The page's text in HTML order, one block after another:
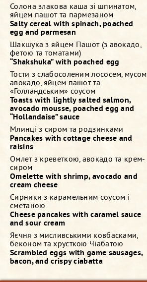
Солона злакова каша зi шпинатом,
яйцем пашот та пармезаном
Salty cereal with spinach, poached
egg and parmesan
Шакшука з яйцем Пашот (з авокадо,
фетою та томатами)
“Shakshuka” with poached egg
Тости з слабосоленим лососем, мусом
авокадо, яйцем пашот та
«Голландським» соусом
Toasts with lightly salted salmon,
avocado mousse, poached egg and
“Hollandaise” sauce
Млинці з сиром та родзинками
Pancakes with cottage cheese and
raisins
Омлет з креветкою, авокадо та крем-
сиром
Omelette with shrimp, avocado and
cream cheese
Сирники з карамельним соусом і
сметаною
Cheese pancakes with caramel sauce
and sour cream
Яєчня з мисливськими ковбасками,
беконом та хрусткою Чіабатою
Scrambled eggs with game sausages,
bacon, and crispy ciabatta